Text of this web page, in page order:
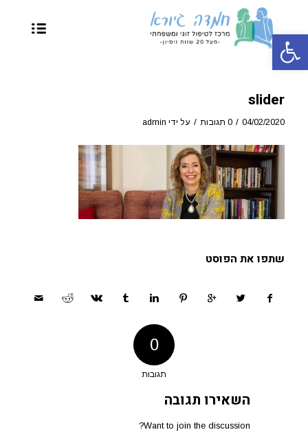
פתח סרגל נגישות
slider
04/02/2020
/ 0 תגובות / על ידי admin
שתפו את הפוסט
0
תגובות
השאירו תגובה
Want to join the discussion?